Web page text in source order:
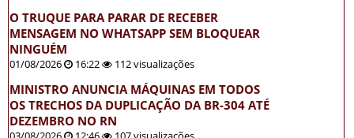
O TRUQUE PARA PARAR DE RECEBER
MENSAGEM NO WHATSAPP SEM BLOQUEAR
NINGUÉM
01/08/2026 16:22 112 visualizações
MINISTRO ANUNCIA MÁQUINAS EM TODOS
OS TRECHOS DA DUPLICAÇÃO DA BR-304 ATÉ
DEZEMBRO NO RN